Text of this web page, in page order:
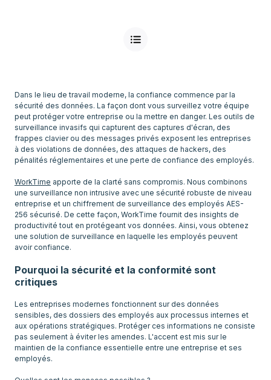
Dans le lieu de travail moderne, la confiance commence par la
sécurité des données. La façon dont vous surveillez votre équipe
peut protéger votre entreprise ou la mettre en danger. Les outils de
surveillance invasifs qui capturent des captures d'écran, des
frappes clavier ou des messages privés exposent les entreprises
à des violations de données, des attaques de hackers, des
pénalités réglementaires et une perte de confiance des employés.
WorkTime apporte de la clarté sans compromis. Nous combinons
une surveillance non intrusive avec une sécurité robuste de niveau
entreprise et un chiffrement de surveillance des employés AES-
256 sécurisé. De cette façon, WorkTime fournit des insights de
productivité tout en protégeant vos données. Ainsi, vous obtenez
une solution de surveillance en laquelle les employés peuvent
avoir confiance.
Pourquoi la sécurité et la conformité sont
critiques
Les entreprises modernes fonctionnent sur des données
sensibles, des dossiers des employés aux processus internes et
aux opérations stratégiques. Protéger ces informations ne consiste
pas seulement à éviter les amendes. L'accent est mis sur le
maintien de la confiance essentielle entre une entreprise et ses
employés.